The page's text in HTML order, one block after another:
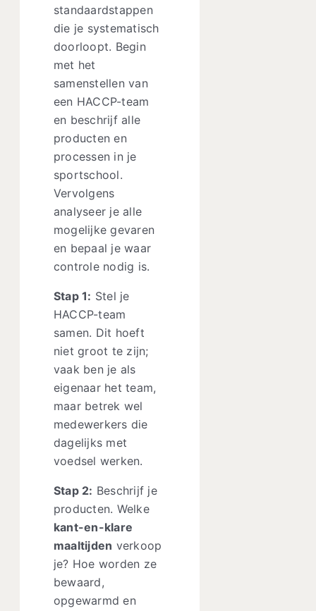
standaardstappen
die je systematisch
doorloopt. Begin
met het
samenstellen van
een HACCP-team
en beschrijf alle
producten en
processen in je
sportschool.
Vervolgens
analyseer je alle
mogelijke gevaren
en bepaal je waar
controle nodig is.
Stap 1: Stel je
HACCP-team
samen. Dit hoeft
niet groot te zijn;
vaak ben je als
eigenaar het team,
maar betrek wel
medewerkers die
dagelijks met
voedsel werken.
Stap 2: Beschrijf je
producten. Welke
kant-en-klare
maaltijden verkoop
je? Hoe worden ze
bewaard,
opgewarmd en